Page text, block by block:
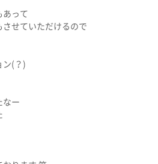
あって
せていただけるので
ン(？)
なー